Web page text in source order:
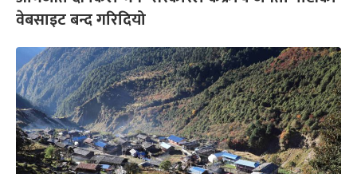
वेबसाइट बन्द गरिदियो